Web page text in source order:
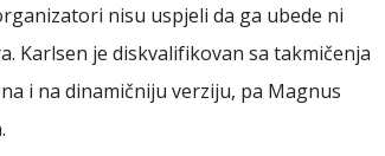
nisu uspjeli da ga ubede ni
Karlsen je diskvalifikovan sa takmičenja
i na dinamičniju verziju, pa Magnus